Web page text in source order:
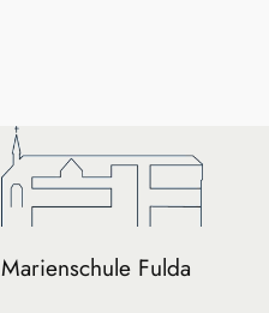
Marienschule Fulda